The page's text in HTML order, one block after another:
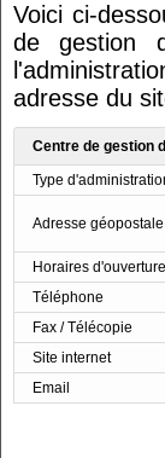
Voici ci-
de gestion
adresse du
Centre de gestion
Type
Adresse géopostale
Horaires d'ouverture
Téléphone
Fax / Télécopie
Site internet
Email